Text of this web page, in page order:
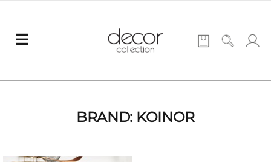
BRAND: KOINOR